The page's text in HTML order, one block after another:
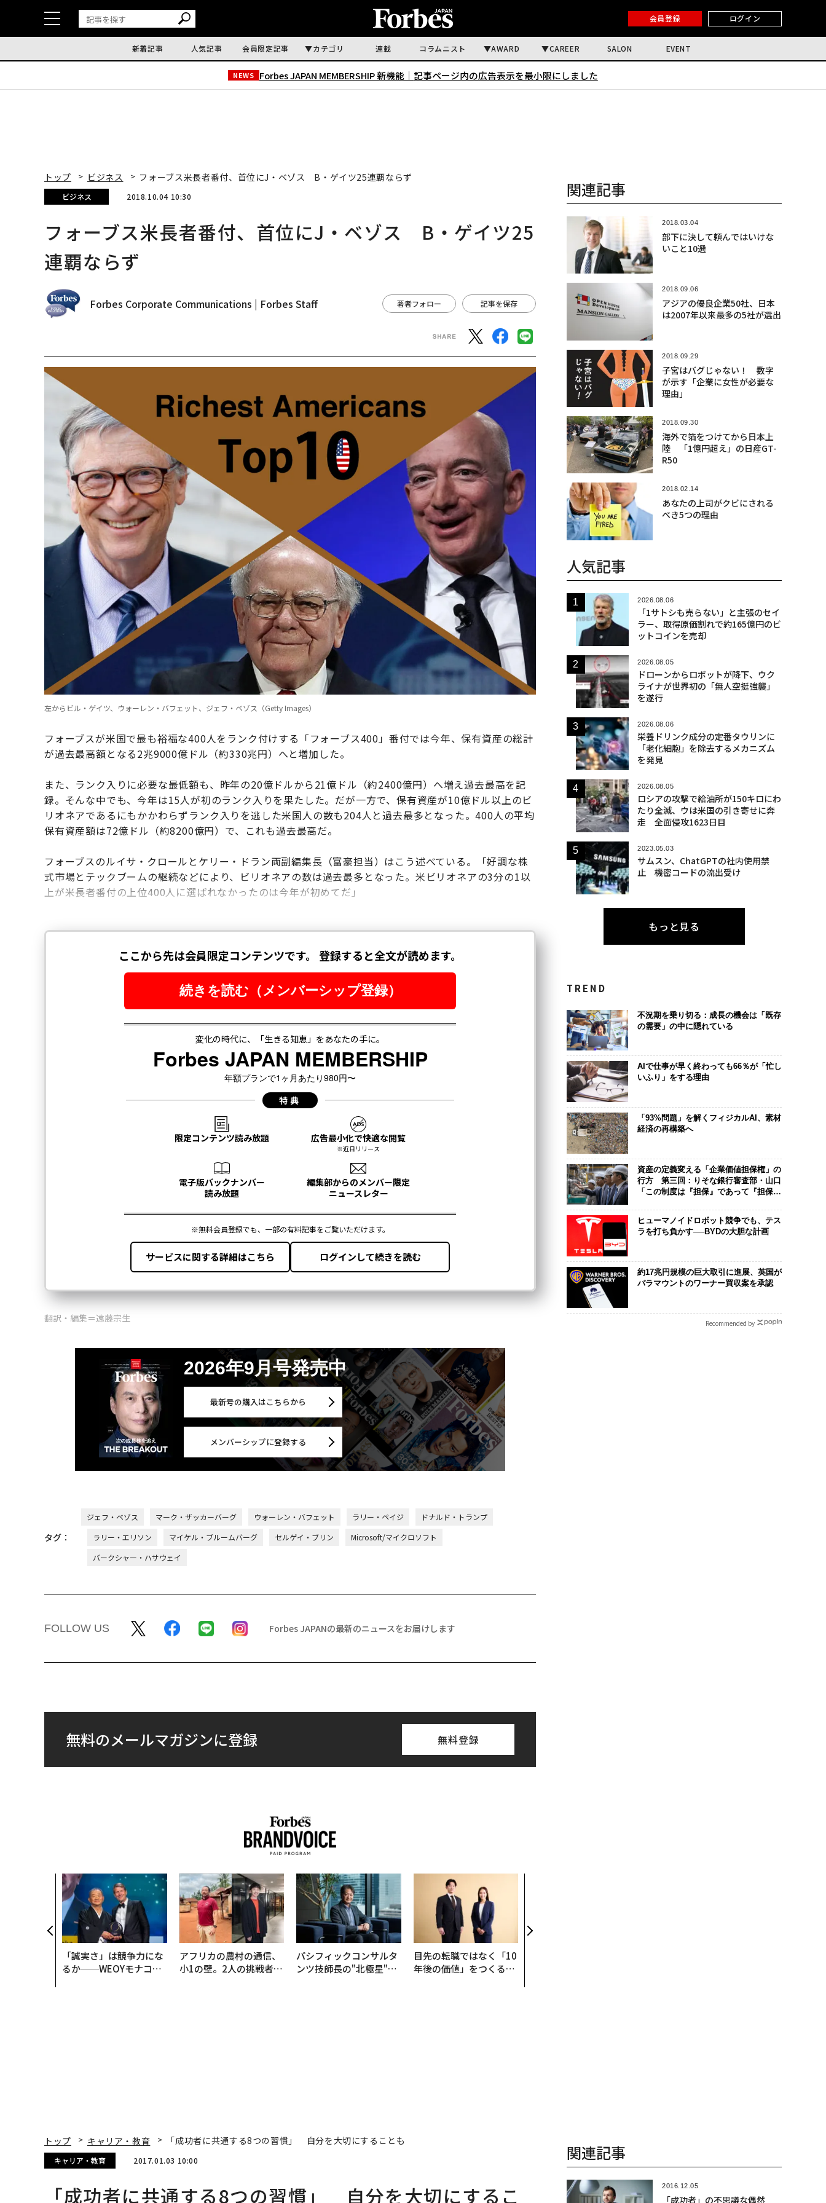
会員登録 ログイン
新着記事 人気記事 会員限定記事 カテゴリ 連載 コラムニスト AWARD CAREER SALON EVENT
NEWS Forbes JAPAN MEMBERSHIP 新機能｜ 記事ページ内の広告表示を最小限にしました
トップ ビジネス フォーブス米長者番付、首位にJ・ベゾス B・ゲイツ25連覇ならず
ビジネス 2018.10.04 10:30
フォーブス米長者番付、首位にJ・ベゾス B・ゲイツ25
連覇ならず
Forbes Corporate Communications | Forbes Staff 著者フォロー 記事を保存
左からビル・ゲイツ、ウォーレン・バフェット、ジェフ・ベゾス（Getty Images）
フォーブスが米国で最も裕福な400人をランク付けする「フォーブス400」番付では今年、保有資産の総計
が過去最高額となる2兆9000億ドル（約330兆円）へと増加した。
また、ランク入りに必要な最低額も、昨年の20億ドルから21億ドル（約2400億円）へ増え過去最高を記
録。そんな中でも、今年は15人が初のランク入りを果たした。だが一方で、保有資産が10億ドル以上のビ
リオネアであるにもかかわらずランク入りを逃した米国人の数も204人と過去最多となった。400人の平均
保有資産額は72億ドル（約8200億円）で、これも過去最高だ。
フォーブスのルイサ・クロールとケリー・ドラン両副編集長（富豪担当）はこう述べている。「好調な株
式市場とテックブームの継続などにより、ビリオネアの数は過去最多となった。米ビリオネアの3分の1以
上が米長者番付の上位400人に選ばれなかったのは今年が初めてだ」
翻訳・編集＝遠藤宗生
2026年9月号発売中
最新号の購入はこちらから
メンバーシップに登録する
タグ：
ジェフ・ベゾス マーク・ザッカーバーグ ウォーレン・バフェット ラリー・ペイジ
ドナルド・トランプ
ラリー・エリソン
マイケル・ブルームバーグ セルゲイ・ブリン
Microsoft/マイクロソフト
バークシャー・ハサウェイ
FOLLOW US Forbes JAPANの最新のニュースをお届けします
無料のメールマガジンに登録 無料登録
「誠実さ」は競争力にな
るか──WEOYモナコで
アフリカの農村の通信、
小1の壁。2人の挑戦者が
パシフィックコンサルタ
ンツ技師長の"北極星"。
目先の転職ではなく「10
年後の価値」をつくる─
関連記事
2018.03.04
部下に決して頼んではいけな
いこと10選
2018.09.06
アジアの優良企業50社、日本
は2007年以来最多の5社が選出
2018.09.29
子宮はバグじゃない！ 数字
が示す「企業に女性が必要な
理由」
2018.09.30
海外で箔をつけてから日本上
陸 「1億円超え」の日産GT-
R50
2018.02.14
あなたの上司がクビにされる
べき5つの理由
人気記事
2026.08.06
「1サトシも売らない」と主張のセイ
ラー、取得原価割れで約165億円のビ
ットコインを売却
2026.08.05
ドローンからロボットが降下、ウク
ライナが世界初の「無人空挺強襲」
を遂行
2026.08.06
栄養ドリンク成分の定番タウリンに
「老化細胞」を除去するメカニズム
を発見
2026.08.05
ロシアの攻撃で給油所が150キロにわ
たり全滅、ウは米国の引き寄せに奔
走 全面侵攻1623日目
2023.05.03
サムスン、ChatGPTの社内使用禁
止 機密コードの流出受け
もっと見る
TREND
不況期を乗り切る：成長の機会は「既存
の需要」の中に隠れている
AIで仕事が早く終わっても66％が「忙し
いふり」をする理由
「93%問題」を解くフィジカルAI、素材
経済の再構築へ
資産の定義変える「企業価値担保権」の
行方 第三回：りそな銀行審査部・山口
「この制度は『担保』であって『担保』
ヒューマノイドロボット競争でも、テス
ラを打ち負かす──BYDの大胆な計画
約17兆円規模の巨大取引に進展、英国が
パラマウントのワーナー買収案を承認
Recommended by
トップ キャリア・教育 「成功者に共通する8つの習慣」 自分を大切にすることも
キャリア・教育 2017.01.03 10:00
「成功者に共通する8つの習慣」 自分を大切にするこ
関連記事
2016.12.05
「成功者」の不思議な偶然